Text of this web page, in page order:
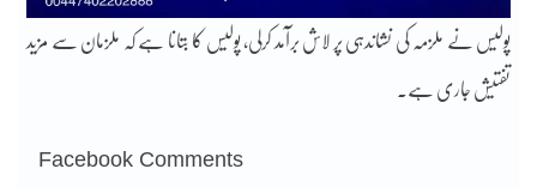
پولیس نے ملزمہ کی نشاندہی پر لاش برآمد کرلی، پولیس کا بتانا ہے کہ ملزمان سے مزید
تفتیش جاری ہے۔
Facebook Comments